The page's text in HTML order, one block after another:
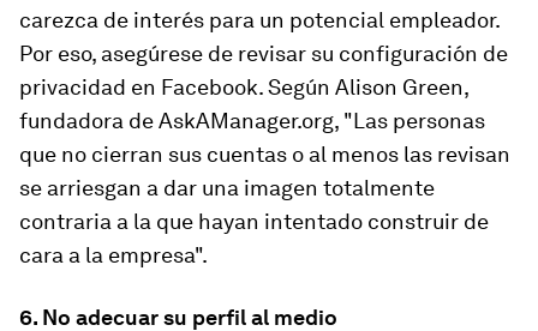
carezca de interés para un potencial empleador.
Por eso, asegúrese de revisar su configuración de
privacidad en Facebook. Según Alison Green,
fundadora de AskAManager.org, "Las personas
que no cierran sus cuentas o al menos las revisan
se arriesgan a dar una imagen totalmente
contraria a la que hayan intentado construir de
cara a la empresa".
6. No adecuar su perfil al medio